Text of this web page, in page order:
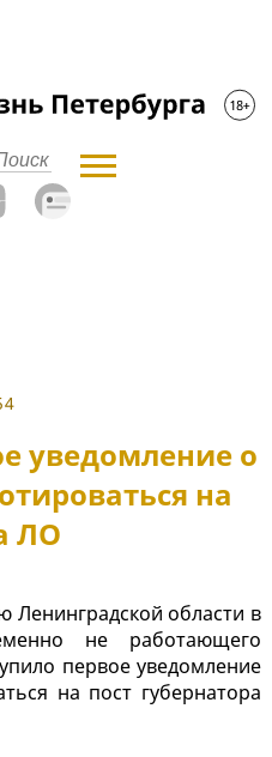
уведомление о
на
ЛО
Ленинградской области в
не работающего
первое уведомление
на пост губернатора